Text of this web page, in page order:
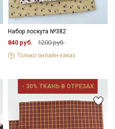
Набор лоскута №382
840 руб. 1200 руб.
Только онлайн-заказ
- 30% ТКАНЬ В ОТРЕЗАХ